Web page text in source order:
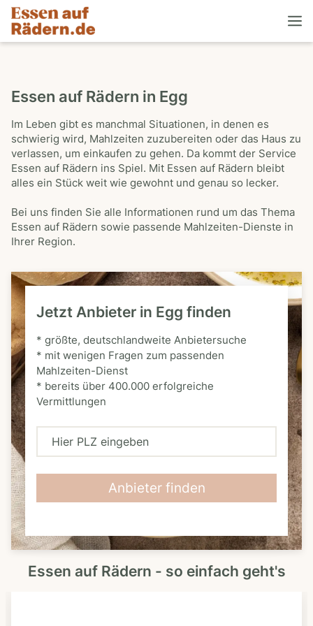
Essen auf Rädern in Egg
Im Leben gibt es manchmal Situationen, in denen es
schwierig wird, Mahlzeiten zuzubereiten oder das Haus zu
verlassen, um einkaufen zu gehen. Da kommt der Service
Essen auf Rädern ins Spiel. Mit Essen auf Rädern bleibt
alles ein Stück weit wie gewohnt und genau so lecker.
Bei uns finden Sie alle Informationen rund um das Thema
Essen auf Rädern sowie passende Mahlzeiten-Dienste in
Ihrer Region.
Jetzt Anbieter in Egg finden
* größte, deutschlandweite Anbietersuche
* mit wenigen Fragen zum passenden
Mahlzeiten-Dienst
* bereits über 400.000 erfolgreiche
Vermittlungen
H
L
Z
Anbieter finden
Essen auf Rädern - so einfach geht's